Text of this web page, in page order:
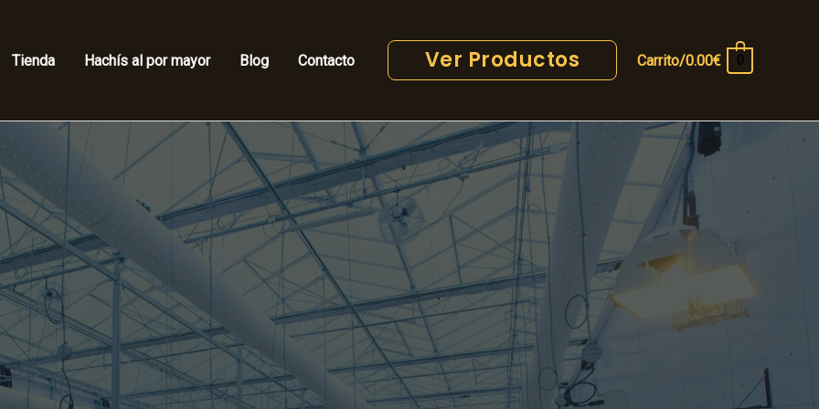
Tienda Hachís al por mayor Blog Contacto Ver Productos Carrito/0.00€ 0